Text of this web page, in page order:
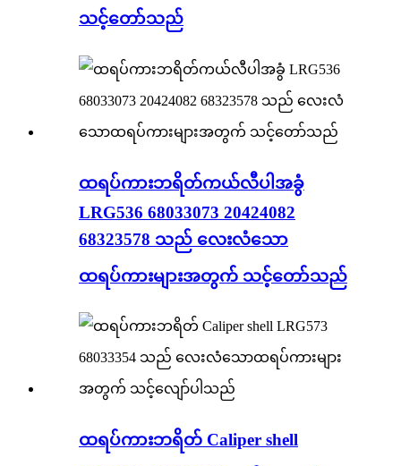
သင့်တော်သည်
ထရပ်ကားဘရိတ်ကယ်လီပါအခွံ
LRG536 68033073 20424082
68323578 သည် လေးလံသော
ထရပ်ကားများအတွက် သင့်တော်သည်
ထရပ်ကားဘရိတ် Caliper shell